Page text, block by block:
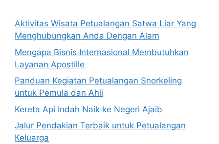
Aktivitas Wisata Petualangan Satwa Liar Yang
Menghubungkan Anda Dengan Alam
Mengapa Bisnis Internasional Membutuhkan
Layanan Apostille
Panduan Kegiatan Petualangan Snorkeling
untuk Pemula dan Ahli
Kereta Api Indah Naik ke Negeri Ajaib
Jalur Pendakian Terbaik untuk Petualangan
Keluarga